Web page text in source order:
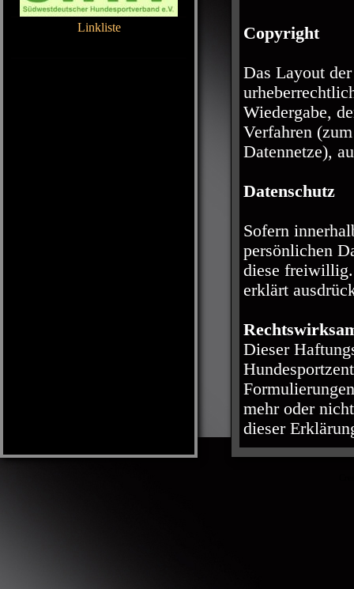
Linkliste Copyright
Das Layout
Wiedergabe,
Verfahren
Datennetze),
Datenschutz
Sofern
persönlichen
diese freiwillig.
erklärt
Dieser
mehr oder
dieser